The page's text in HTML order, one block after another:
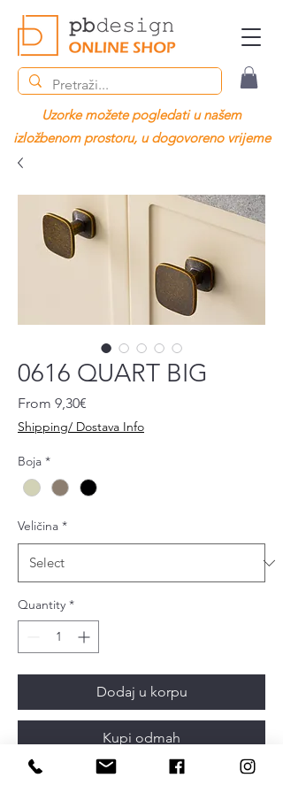
Uzorke možete pogledati u našem
izložbenom prostoru, u dogovoreno vrijeme
0616 QUART BIG
From 9,30€
Shipping/ Dostava Info
Boja *
Veličina *
Quantity *
Dodaj u korpu
Kupi odmah